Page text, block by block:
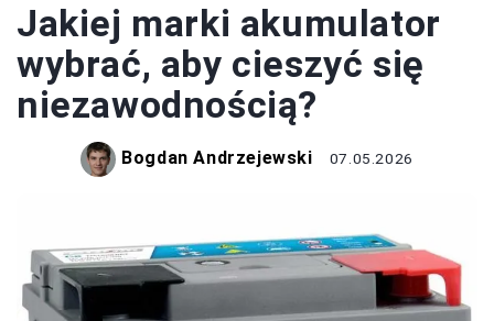
Jakiej marki akumulator
wybrać, aby cieszyć się
niezawodnością?
Bogdan Andrzejewski 07.05.2026